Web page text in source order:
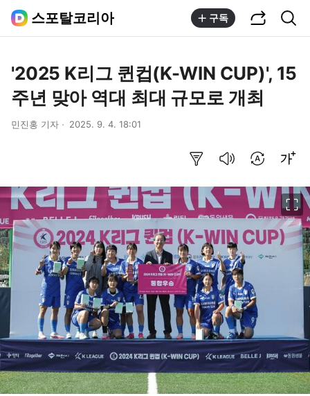
스포탈코리아 구독
'2025 K리그 퀸컵(K-WIN CUP)', 15
주년 맞아 역대 최대 규모로 개최
민진홍 기자 2025. 9. 4. 18:01